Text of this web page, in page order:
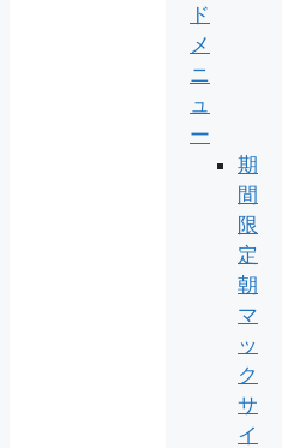
ド
メ
ニ
ュ
ー
期
間
限
定
朝
マ
ッ
ク
サ
イ